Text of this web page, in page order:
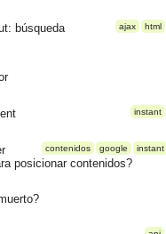
ajax html
búsqueda
instant
contenidos google instant
posicionar contenidos?